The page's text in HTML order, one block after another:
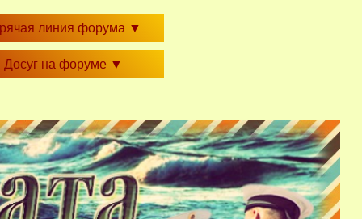
линия форума ▼
Досуг на форуме ▼